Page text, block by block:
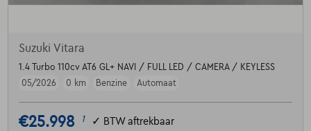
Suzuki Vitara
1.4 Turbo 110cv AT6 GL+ NAVI / FULL LED / CAMERA / KEYLESS
05/2026
0 km Benzine Automaat
€25.998 1 ✓ BTW aftrekbaar